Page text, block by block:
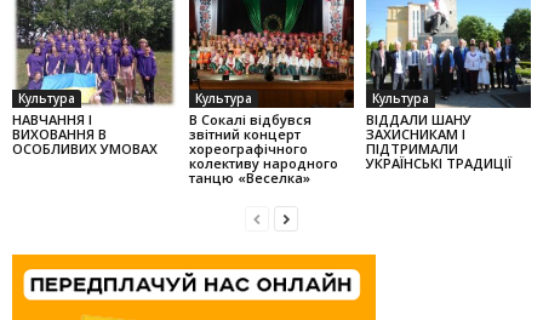
Культура
НАВЧАННЯ І
ВИХОВАННЯ В
ОСОБЛИВИХ УМОВАХ
Культура
В Сокалі відбувся
звітний концерт
хореографічного
колек­тиву народного
танцю «Веселка»
Культура
ВІДДАЛИ ШАНУ
ЗАХИСНИКАМ І
ПІДТРИМАЛИ
УКРАЇНСЬКІ ТРАДИЦІЇ